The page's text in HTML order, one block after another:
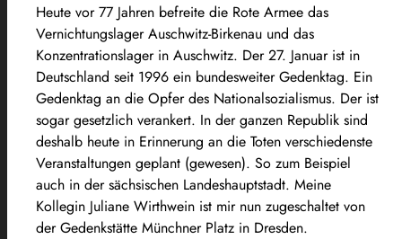
Heute vor 77 Jahren befreite die Rote Armee das
Vernichtungslager Auschwitz-Birkenau und das
Konzentrationslager in Auschwitz. Der 27. Januar ist in
Deutschland seit 1996 ein bundesweiter Gedenktag. Ein
Gedenktag an die Opfer des Nationalsozialismus. Der ist
sogar gesetzlich verankert. In der ganzen Republik sind
deshalb heute in Erinnerung an die Toten verschiedenste
Veranstaltungen geplant (gewesen). So zum Beispiel
auch in der sächsischen Landeshauptstadt. Meine
Kollegin Juliane Wirthwein ist mir nun zugeschaltet von
der Gedenkstätte Münchner Platz in Dresden.